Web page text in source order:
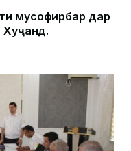
мусофирбар дар
Хуҷанд.